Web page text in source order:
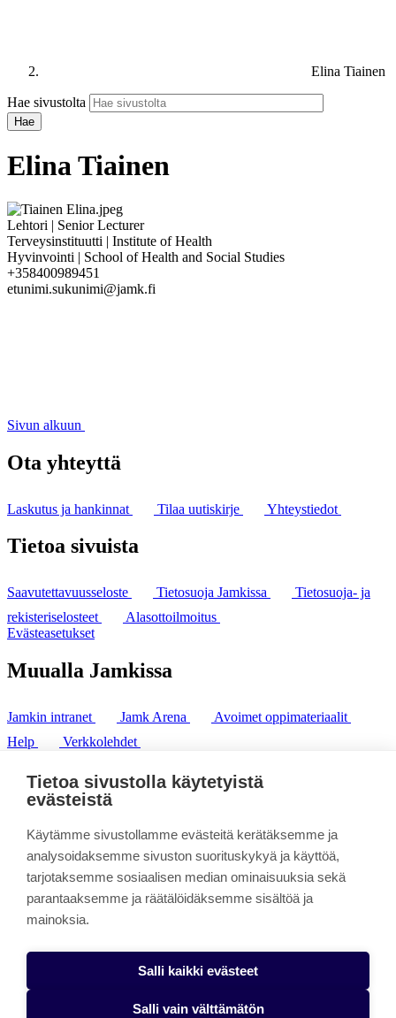
Elina Tiainen
Hae sivustolta
Elina Tiainen
Lehtori | Senior Lecturer
Terveysinstituutti | Institute of Health
Hyvinvointi | School of Health and Social Studies
+358400989451
etunimi.sukunimi@jamk.fi
Sivun alkuun
Ota yhteyttä
Laskutus ja hankinnat Tilaa uutiskirje Yhteystiedot
Tietoa sivuista
Saavutettavuusseloste Tietosuoja Jamkissa
Tietosuoja- ja
rekisteriselosteet
Alasottoilmoitus
Evästeasetukset
Muualla Jamkissa
Jamkin intranet Jamk Arena
Avoimet oppimateriaalit
Help
Verkkolehdet
puh. +358 20 743 8100
fax. +358 14 449 9694
Tietoa sivustolla käytetyistä
evästeistä
Käytämme sivustollamme evästeitä kerätäksemme ja
analysoidaksemme sivuston suorituskykyä ja käyttöä,
tarjotaksemme sosiaalisen median ominaisuuksia sekä
parantaaksemme ja räätälöidäksemme sisältöä ja
mainoksia.
Salli kaikki evästeet
Salli vain välttämätön